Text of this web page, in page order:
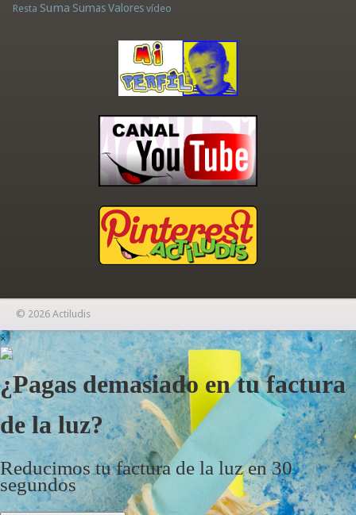
Resta Suma Sumas Valores vídeo
© 2026 Actiludis
×
¿Pagas demasiado en tu factura
de la luz?
Reducimos tu factura de la luz en 30
segundos